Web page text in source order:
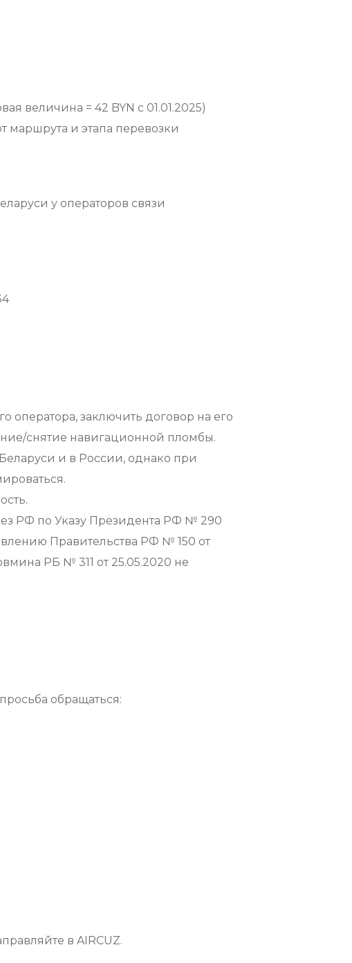
величина = 42 BYN с 01.01.2025)
маршрута и этапа перевозки
у операторов связи
оператора, заключить договор на его
снятие навигационной пломбы.
и в России, однако при
РФ по Указу Президента РФ № 290
Правительства РФ № 150 от
РБ № 311 от 25.05.2020 не
обращаться:
в AIRCUZ.